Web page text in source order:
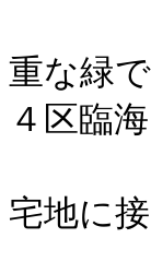
重な緑
４区臨海
宅地に